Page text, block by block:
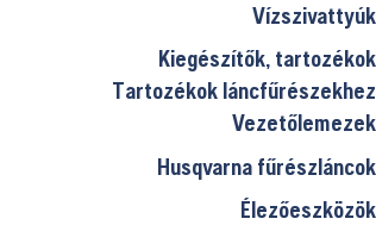
Vízszivattyúk
Kiegészítők, tartozékok
Tartozékok láncfűrészekhez
Vezetőlemezek
Husqvarna fűrészláncok
Élezőeszközök